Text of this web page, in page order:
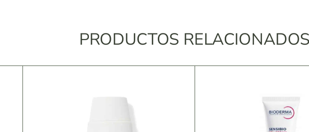
PRODUCTOS